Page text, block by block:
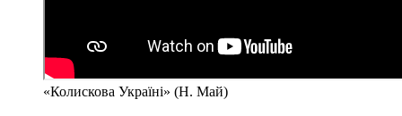
«Колискова Україні» (Н. Май)